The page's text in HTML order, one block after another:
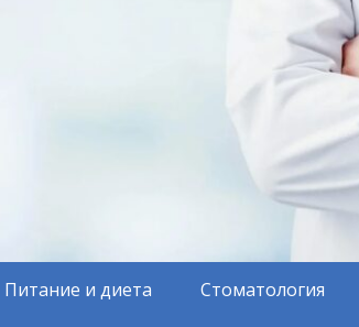
Питание и диета Стоматология